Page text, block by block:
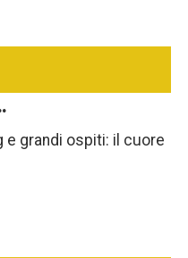
grandi ospiti: il cuore